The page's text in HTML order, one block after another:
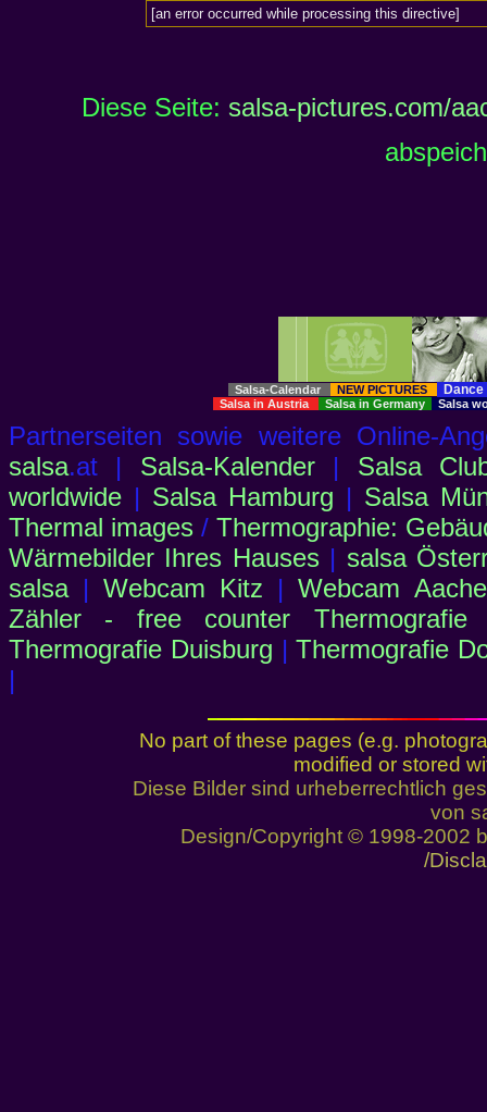
[an error occurred while processing this directive]
Diese Seite: salsa-pictures.com/
Salsa-Calendar NEW PICTURES
Salsa in Austria Salsa in Germany Salsa
Partnerseiten sowie weitere Online-
salsa.at | Salsa-Kalender| Salsa
worldwide | Salsa Hamburg | Salsa
Thermal images / Thermographie:
Wärmebilder Ihres Hauses| salsa
salsa|Webcam Kitz |Webcam
Zähler - free counter Thermografie
Thermografie Duisburg |Thermografie
|
No part of these pages (e.g.
modified or stored
Diese Bilder sind urheberrechtlich
von
Design/Copyright © 1998-2002
/